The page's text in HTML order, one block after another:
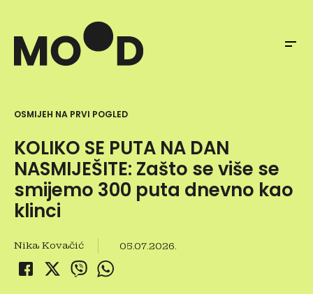
OSMIJEH NA PRVI POGLED
KOLIKO SE PUTA NA DAN
NASMIJEŠITE: Zašto se više se
smijemo 300 puta dnevno kao
klinci
Nika Kovačić 05.07.2026.